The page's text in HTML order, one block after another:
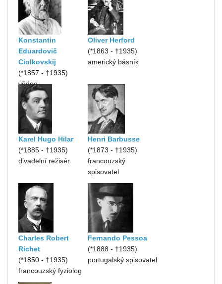
Konstantin
Eduardovič
Ciolkovskij
(*1857 - †1935)
vědec
Oliver Herford
(*1863 - †1935)
americký básník
Karel Hugo Hilar
(*1885 - †1935)
divadelní režisér
Henri Barbusse
(*1873 - †1935)
francouzský
spisovatel
Charles Robert
Richet
(*1850 - †1935)
francouzský fyziolog
Fernando Pessoa
(*1888 - †1935)
portugalský spisovatel